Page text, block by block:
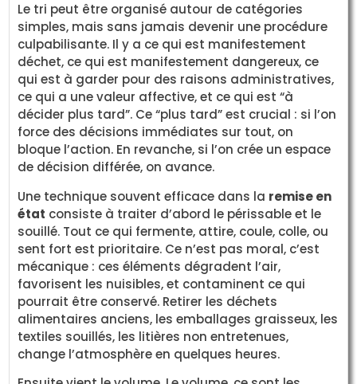
Le tri peut être organisé autour de catégories
simples, mais sans jamais devenir une procédure
culpabilisante. Il y a ce qui est manifestement
déchet, ce qui est manifestement dangereux, ce
qui est à garder pour des raisons administratives,
ce qui a une valeur affective, et ce qui est “à
décider plus tard”. Ce “plus tard” est crucial : si l’on
force des décisions immédiates sur tout, on
bloque l’action. En revanche, si l’on crée un espace
de décision différée, on avance.
Une technique souvent efficace dans la remise en
état consiste à traiter d’abord le périssable et le
souillé. Tout ce qui fermente, attire, coule, colle, ou
sent fort est prioritaire. Ce n’est pas moral, c’est
mécanique : ces éléments dégradent l’air,
favorisent les nuisibles, et contaminent ce qui
pourrait être conservé. Retirer les déchets
alimentaires anciens, les emballages graisseux, les
textiles souillés, les litières non entretenues,
change l’atmosphère en quelques heures.